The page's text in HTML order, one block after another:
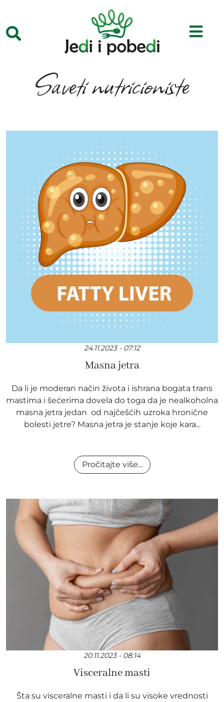
Saveti nutricioniste
24.11.2023 - 07:12
Masna jetra
Da li je moderan način života i ishrana bogata trans
mastima i šećerima dovela do toga da je nealkoholna
masna jetra jedan od najčešćih uzroka hronične
bolesti jetre? Masna jetra je stanje koje kara...
Pročitajte više...
20.11.2023 - 08:14
Visceralne masti
Šta su visceralne masti i da li su visoke vrednosti